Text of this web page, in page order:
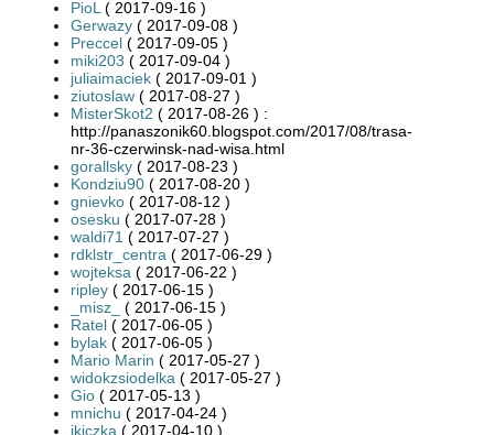
PioL ( 2017-09-16 )
Gerwazy ( 2017-09-08 )
Preccel ( 2017-09-05 )
miki203 ( 2017-09-04 )
juliaimaciek ( 2017-09-01 )
ziutoslaw ( 2017-08-27 )
MisterSkot2 ( 2017-08-26 ) :
http://panaszonik60.blogspot.com/2017/08/trasa-
nr-36-czerwinsk-nad-wisa.html
gorallsky ( 2017-08-23 )
Kondziu90 ( 2017-08-20 )
gnievko ( 2017-08-12 )
osesku ( 2017-07-28 )
waldi71 ( 2017-07-27 )
rdklstr_centra ( 2017-06-29 )
wojteksa ( 2017-06-22 )
ripley ( 2017-06-15 )
_misz_
( 2017-06-15 )
Ratel ( 2017-06-05 )
bylak ( 2017-06-05 )
Mario Marin ( 2017-05-27 )
widokzsiodelka ( 2017-05-27 )
Gio ( 2017-05-13 )
mnichu ( 2017-04-24 )
jkiczka ( 2017-04-10 )